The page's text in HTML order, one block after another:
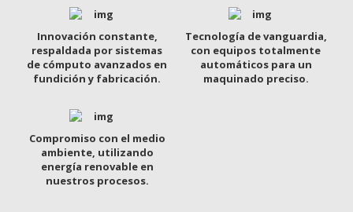
Innovación constante,
respaldada por sistemas
de cómputo avanzados en
fundición y fabricación.
Tecnología de vanguardia,
con equipos totalmente
automáticos para un
maquinado preciso.
Compromiso con el medio
ambiente, utilizando
energía renovable en
nuestros procesos.